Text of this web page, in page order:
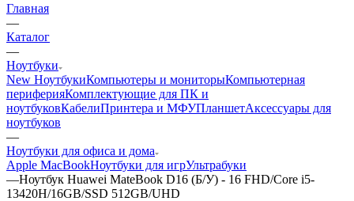
Главная
—
Каталог
—
Ноутбуки
New НоутбукиКомпьютеры и мониторыКомпьютерная
периферияКомплектующие для ПК и
ноутбуковКабелиПринтера и МФУПланшетАксессуары для
ноутбуков
—
Ноутбуки для офиса и дома
Apple MacBookНоутбуки для игрУльтрабуки
—Ноутбук Huawei MateBook D16 (Б/У) - 16 FHD/Core i5-
13420H/16GB/SSD 512GB/UHD